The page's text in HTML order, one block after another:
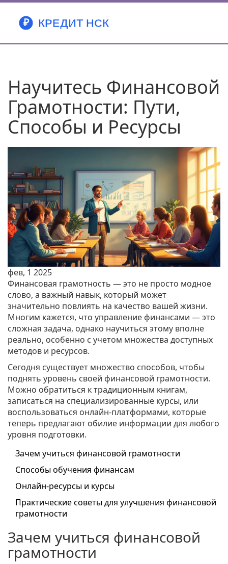
Научитесь Финансовой
Грамотности: Пути,
Способы и Ресурсы
фев, 1 2025
Финансовая грамотность — это не просто модное
слово, а важный навык, который может
значительно повлиять на качество вашей жизни.
Многим кажется, что управление финансами — это
сложная задача, однако научиться этому вполне
реально, особенно с учетом множества доступных
методов и ресурсов.
Сегодня существует множество способов, чтобы
поднять уровень своей финансовой грамотности.
Можно обратиться к традиционным книгам,
записаться на специализированные курсы, или
воспользоваться онлайн-платформами, которые
теперь предлагают обилие информации для любого
уровня подготовки.
Зачем учиться финансовой грамотности
Способы обучения финансам
Онлайн-ресурсы и курсы
Практические советы для улучшения финансовой
грамотности
Зачем учиться финансовой
грамотности